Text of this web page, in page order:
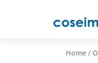
Home /